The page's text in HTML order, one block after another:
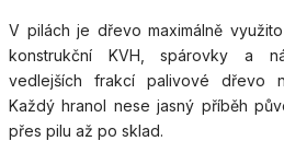
V pilách je dřevo maximálně
konstrukční KVH, spárovky a
vedlejších frakcí palivové dřevo
Každý hranol nese jasný příběh
přes pilu až po sklad.